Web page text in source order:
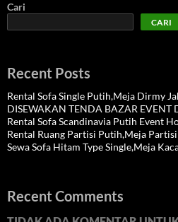
Cari
CARI
Recent Posts
Rental Sofa Single Putih,Meja Dirmy
DISEWAKAN TENDA BAZAR EVENT
Rental Sofa Scandinavia Putih Event
Rental Ruang Partisi Putih,Meja
Sewa Sofa Hitam Type Single,Meja
Recent Comments